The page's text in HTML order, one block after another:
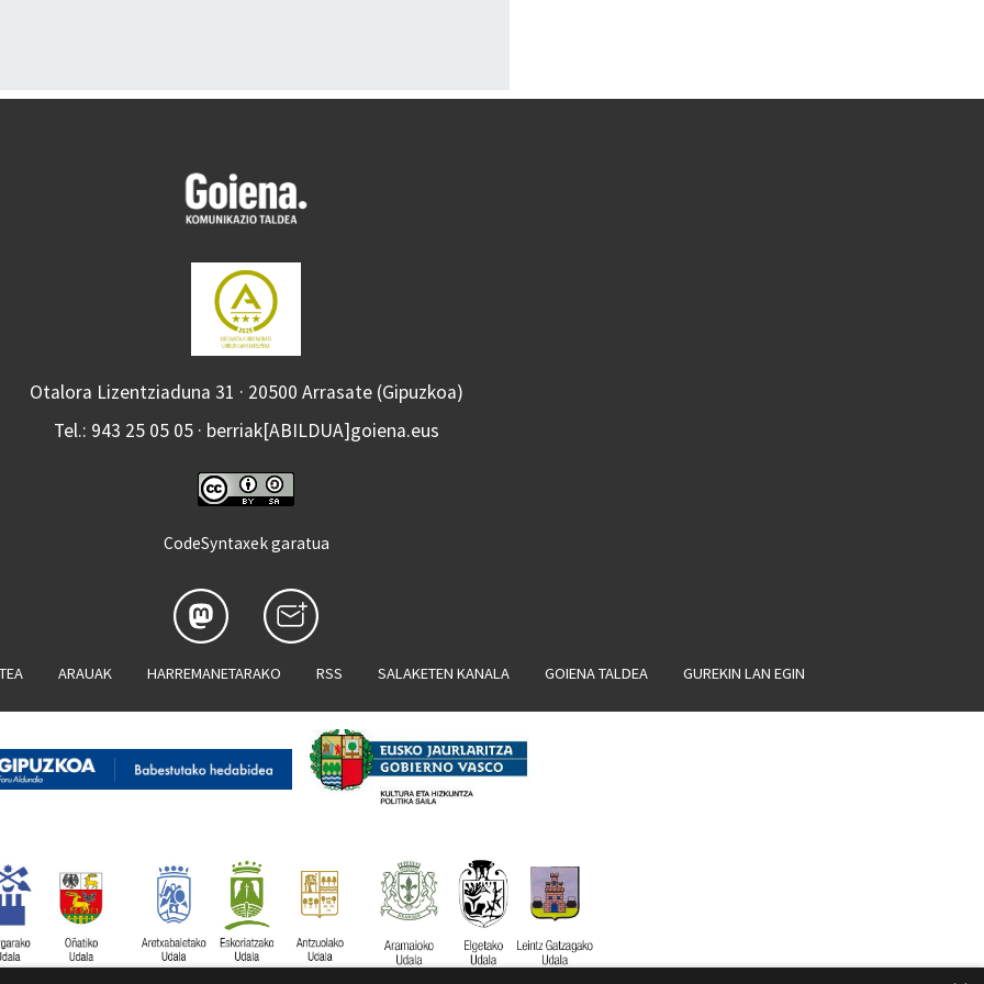
Otalora Lizentziaduna 31 · 20500 Arrasate (Gipuzkoa)
Tel.: 943 25 05 05 · berriak[ABILDUA]goiena.eus
CodeSyntaxek garatua
ARAUAK HARREMANETARAKO RSS SALAKETEN KANALA GOIENA TALDEA GUREKIN LAN EGIN